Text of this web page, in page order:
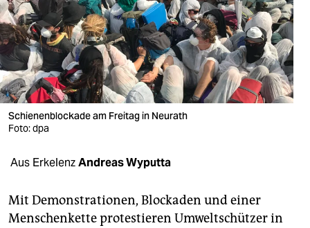
berlin
nord
wahrheit
verlag
verlag
veranstaltungen
fragen & hilfe
Schienenblockade am Freitag in Neurath
Foto: dpa
Aus ErkelenzAndreas Wyputta
Mit Demonstrationen, Blockaden und einer
Menschenkette protestieren Umweltschützer in